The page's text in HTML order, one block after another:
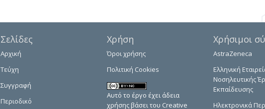
Σελίδες
Αρχική
Τεύχη
Συγγραφή
Περιοδικό
Χρήση
Όροι χρήσης
Πολιτική Cookies
Αυτό το έργο έχει άδεια
χρήσης βάσει του Creative
Χρήσιμοι
AstraZeneca
Ελληνική
Νοσηλευτικής
Εκπαίδευσης
Ηλεκτρονικά